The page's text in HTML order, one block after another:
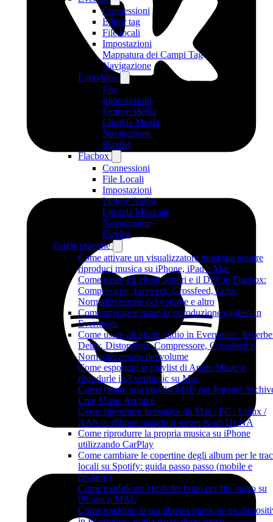
Connessioni
Editor tag
File locali
Impostazioni
Mappatura dei Campi Tag
Navigazione
Evervideo
File
Impostazioni
Lettore Media
Libreria Media
Navigazione
Playlist
Flacbox
Connessioni
File Locali
Impostazioni
Lettore Audio
Libreria Musicale
Navigazione
Playlist
Guide pratiche
Come attivare un visualizzatore musicale mentre
riproduci musica su iPhone, iPad e Mac
Come usare gli effetti sonori e il DSP in Flacbox:
Compressore, Freeverb, Crossfeed, Echo,
Normalizzazione del volume e altro
Come attivare e usare la riproduzione gapless in
Evermusic
Come usare gli effetti audio in Evermusic:
Delay, Distorsione, Compressore, Crossfeed e
Normalizzazione del volume
Come esportare le playlist di Apple Music e
riprodurle in Evermusic su Mac
Come creare una playlist M3U per Internet
Live Music Archive
Come riprodurre la musica da Mac / PC / Linux /
NAS su iPhone usando il server Kodi DLNA
Come riprodurre la propria musica su iPhone
utilizzando CarPlay
Come cambiare le copertine degli album per le
locali su Spotify: guida passo passo (mobile e
desktop)
Come modificare i testi dei brani per file audio su
iPhone o MAC
Come trasferire la tua libreria musicale tra